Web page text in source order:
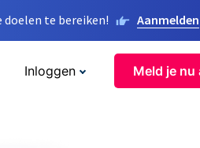
doelen te bereiken! Aanmelden
Inloggen Meld je nu